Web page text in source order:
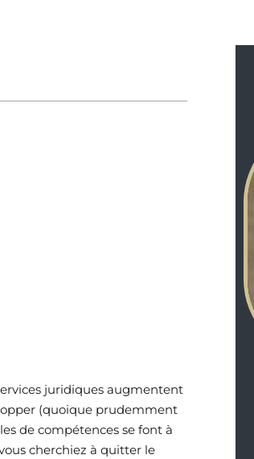
juridiques augmentent
(quoique prudemment
de compétences se font à
cherchiez à quitter le